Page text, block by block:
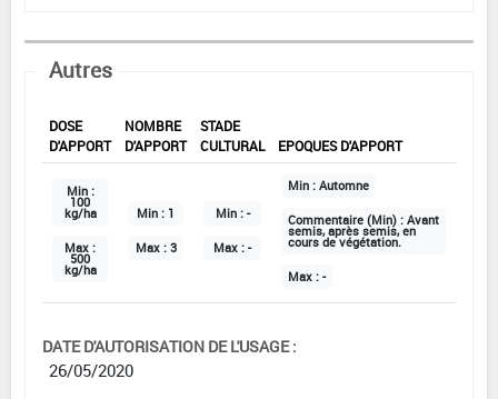
Autres
DOSE
D'APPORT
NOMBRE
D'APPORT
STADE
CULTURAL
EPOQUES D'APPORT
Min :
100
kg/ha
Max :
500
kg/ha
Min : 1
Max : 3
Min : -
Max : -
Min : Automne
Commentaire (Min) : Avant
semis, après semis, en
cours de végétation.
Max : -
DATE D'AUTORISATION DE L'USAGE :
26/05/2020